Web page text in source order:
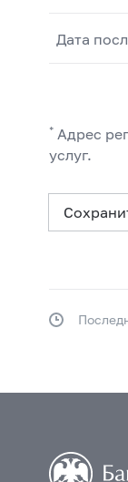
Дата
*Адрес
услуг.